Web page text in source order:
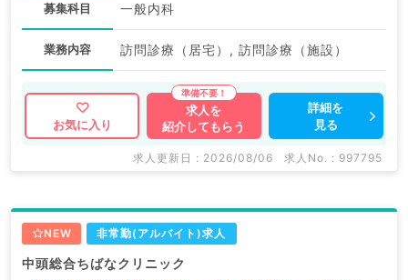
募集科目 一般内科
業務内容 訪問診療（居宅）, 訪問診療（施設）
お気に入り
求人を
紹介してもらう
詳細を
見る
求人更新日 : 2026/08/06 求人No. : 997795
NEW 非常勤(アルバイト)求人
中頭総合ちばなクリニック